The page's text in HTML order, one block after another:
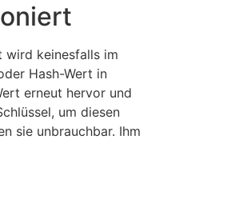
wird keinesfalls im
Hash-Wert in
erneut hervor und
um diesen
sie unbrauchbar. Ihm